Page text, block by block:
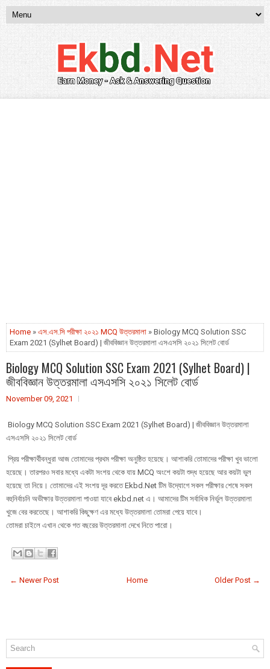
Home » এস.এস.সি পরীক্ষা ২০২১ MCQ উত্তরমালা » Biology MCQ Solution SSC
Exam 2021 (Sylhet Board) | জীববিজ্ঞান উত্তরমালা এসএসসি ২০২১ সিলেট বোর্ড
Biology MCQ Solution SSC Exam 2021 (Sylhet Board) |
জীববিজ্ঞান উত্তরমালা এসএসসি ২০২১ সিলেট বোর্ড
November 09, 2021
Biology MCQ Solution SSC Exam 2021 (Sylhet Board) | জীববিজ্ঞান উত্তরমালা
এসএসসি ২০২১ সিলেট বোর্ড
প্রিয় পরীক্ষার্থীবন্ধুরা আজ তোমাদের প্রথম পরীক্ষা অনুষ্ঠিত হয়েছে। আশাকরি তোমাদের পরীক্ষা খুব ভালো
হয়েছে। তারপরও সবার মধ্যে একটা সংশয় থেকে যায় MCQ অংশে কয়টা শুদ্ধ হয়েছে আর কয়টা ভুল
হয়েছে তা নিয়ে। তোমাদের এই সংশয় দূর করতে Ekbd.Net টিম উদ্যোগে সকল পরীক্ষার শেষে সকল
বহুনির্বাচনি অভীক্ষার উত্তরমালা পাওয়া যাবে ekbd.net এ। আমাদের টিম সর্বাধিক নির্ভুল উত্তরমালা
খুজে বের করতেছে। আশাকরি কিছুক্ষণ এর মধ্যে উত্তরমালা তোমরা পেয়ে যাবে।
তোমরা চাইলে এখান থেকে গত বছরের উত্তরমালা দেখে নিতে পারো।
← Newer Post Older Post →
Home